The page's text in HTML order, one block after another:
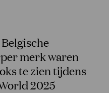
merk waren
te zien tijdens
2025